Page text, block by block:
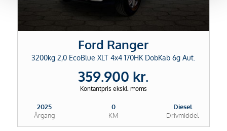
Ford Ranger
3200kg 2,0 EcoBlue XLT 4x4 170HK DobKab 6g Aut.
359.900 kr.
Kontantpris ekskl. moms
2025
Årgang
0
KM
Diesel
Drivmiddel